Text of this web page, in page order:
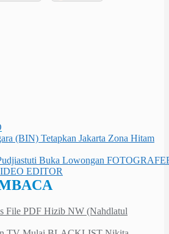
(BIN) Tetapkan Jakarta Zona Hitam
Buka Lowongan
EDITOR
File PDF Hizib NW (Nahdlatul